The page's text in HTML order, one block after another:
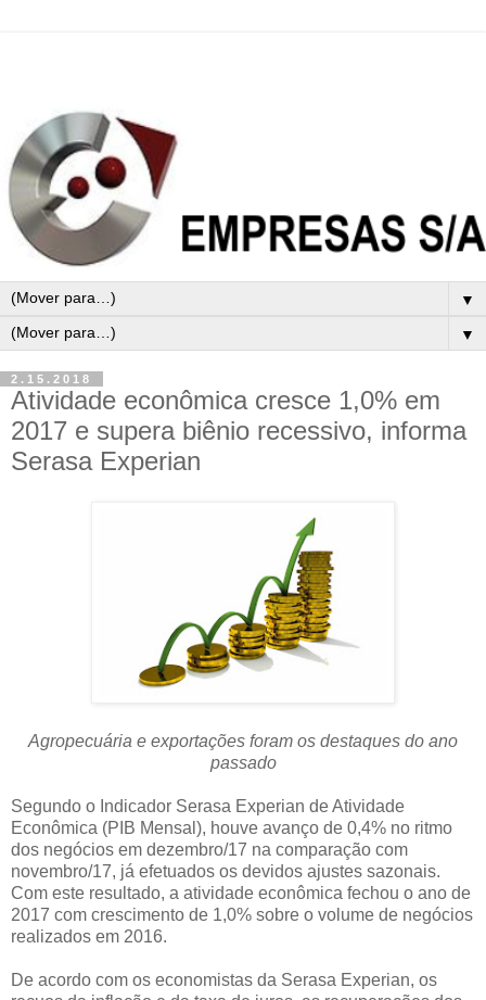
▼
▼
2.15.2018
Atividade econômica cresce 1,0% em
2017 e supera biênio recessivo, informa
Serasa Experian
Agropecuária e exportações foram os destaques do ano
passado
Segundo o Indicador Serasa Experian de Atividade
Econômica (PIB Mensal), houve avanço de 0,4% no ritmo
dos negócios em dezembro/17 na comparação com
novembro/17, já efetuados os devidos ajustes sazonais.
Com este resultado, a atividade econômica fechou o ano de
2017 com crescimento de 1,0% sobre o volume de negócios
realizados em 2016.
De acordo com os economistas da Serasa Experian, os